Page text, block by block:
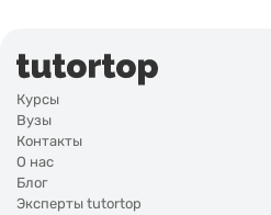
Курсы
Вузы
Контакты
О нас
Блог
Эксперты tutortop